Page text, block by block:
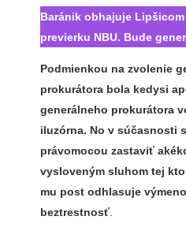
Baránik obhajuje
previerku NBU. Bude
Podmienkou na zvolenie
prokurátora bola kedysi
generálneho prokurátora
iluzórna. No v súčasnosti
právomocou zastaviť
vysloveným sluhom tej
mu post odhlasuje
beztrestnosť.